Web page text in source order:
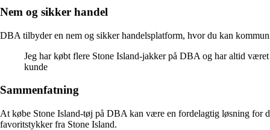
Nem og sikker handel
DBA tilbyder en nem og sikker handelsplatform, hvor du kan
Jeg har købt flere Stone Island-jakker på DBA og har altid
kunde
Sammenfatning
At købe Stone Island-tøj på DBA kan være en fordelagtig løsning for
favoritstykker fra Stone Island.